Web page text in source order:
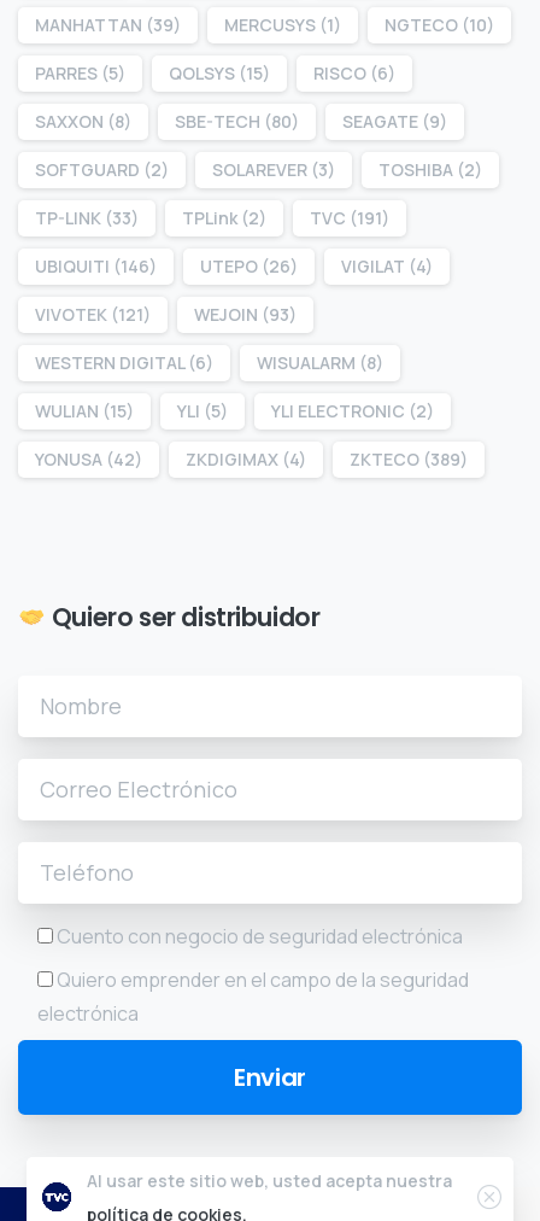
MANHATTAN (39) MERCUSYS (1) NGTECO (10)
PARRES (5) QOLSYS (15) RISCO (6)
SAXXON (8) SBE-TECH (80) SEAGATE (9)
SOFTGUARD (2) SOLAREVER (3) TOSHIBA (2)
TP-LINK (33) TPLink (2) TVC (191)
UBIQUITI (146) UTEPO (26) VIGILAT (4)
VIVOTEK (121) WEJOIN (93)
WESTERN DIGITAL(6) WISUALARM (8)
WULIAN (15) YLI (5) YLI ELECTRONIC (2)
YONUSA (42) ZKDIGIMAX (4) ZKTECO (389)
Quiero ser distribuidor
Cuento con negocio de seguridad electrónica
Quiero emprender en el campo de la seguridad
electrónica
2024 © Tvc.mx - Todos los derechos reservados.
Al usar este sitio web, usted acepta nuestra
política de cookies.